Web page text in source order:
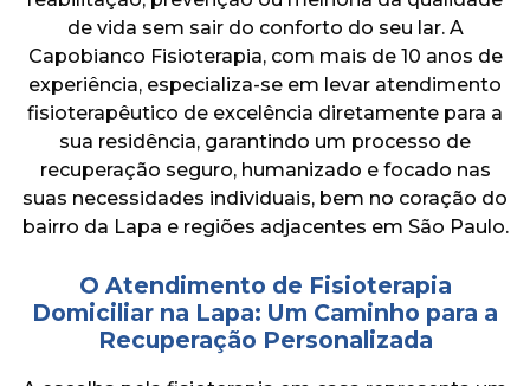
ENTRE EM CONTATO
de vida sem sair do conforto do seu lar. A
Capobianco Fisioterapia, com mais de 10 anos de
experiência, especializa-se em levar atendimento
fisioterapêutico de excelência diretamente para a
sua residência, garantindo um processo de
recuperação seguro, humanizado e focado nas
suas necessidades individuais, bem no coração do
bairro da Lapa e regiões adjacentes em São Paulo.
O Atendimento de Fisioterapia
Domiciliar na Lapa: Um Caminho para a
Recuperação Personalizada